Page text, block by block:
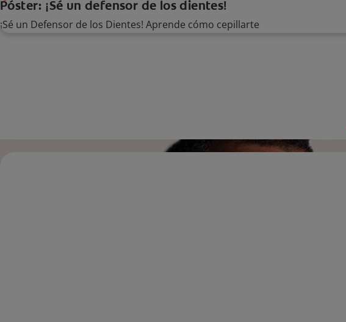
Póster: ¡Sé un defensor de los dientes!
¡Sé un Defensor de los Dientes! Aprende cómo cepillarte